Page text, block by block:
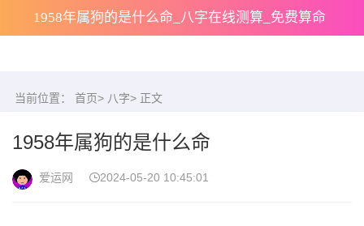
1958年属狗的是什么命_八字在线测算_免费算命
当前位置： 首页> 八字> 正文
1958年属狗的是什么命
爱运网 2024-05-20 10:45:01